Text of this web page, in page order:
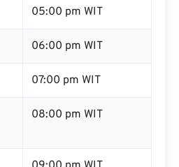
05:00 pm WIT
06:00 pm WIT
07:00 pm WIT
08:00 pm WIT